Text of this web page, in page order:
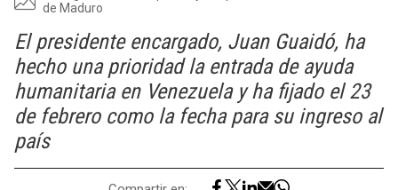
de Maduro
El presidente encargado, Juan Guaidó, ha
hecho una prioridad la entrada de ayuda
humanitaria en Venezuela y ha fijado el 23
de febrero como la fecha para su ingreso al
país